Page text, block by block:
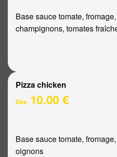
Base sauce tomate,
champignons, tomates
Pizza chicken
Dès 10.00 €
Base sauce tomate,
oignons